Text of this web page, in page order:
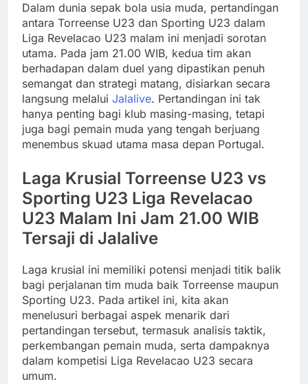
Dalam dunia sepak bola usia muda, pertandingan
antara Torreense U23 dan Sporting U23 dalam
Liga Revelacao U23 malam ini menjadi sorotan
utama. Pada jam 21.00 WIB, kedua tim akan
berhadapan dalam duel yang dipastikan penuh
semangat dan strategi matang, disiarkan secara
langsung melalui Jalalive. Pertandingan ini tak
hanya penting bagi klub masing-masing, tetapi
juga bagi pemain muda yang tengah berjuang
menembus skuad utama masa depan Portugal.
Laga Krusial Torreense U23 vs
Sporting U23 Liga Revelacao
U23 Malam Ini Jam 21.00 WIB
Tersaji di Jalalive
Laga krusial ini memiliki potensi menjadi titik balik
bagi perjalanan tim muda baik Torreense maupun
Sporting U23. Pada artikel ini, kita akan
menelusuri berbagai aspek menarik dari
pertandingan tersebut, termasuk analisis taktik,
perkembangan pemain muda, serta dampaknya
dalam kompetisi Liga Revelacao U23 secara
umum.